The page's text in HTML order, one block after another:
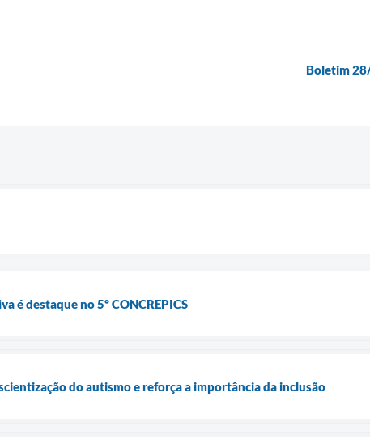
Boletim
é destaque no 5º CONCREPICS
do autismo e reforça a importância da inclusão